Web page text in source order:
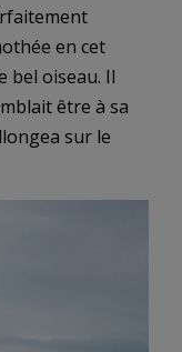
en cet
bel oiseau. Il
être à sa
sur le